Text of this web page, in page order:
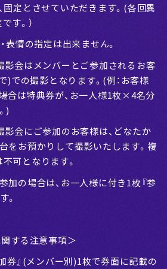
固定とさせていただきます。(各回異
す。）
表情の指定は出来ません。
影会はメンバーとご参加されるお客
)での撮影となります。(例：お客様
合は特典券が、お一人様1枚×4名分
)
影会にご参加のお客様は、どなたか
をお預かりして撮影いたします。複
可となります。
加の場合は、お一人様に付き1枚『参
。
する注意事項＞
券』(メンバー別)1枚で券面に記載の